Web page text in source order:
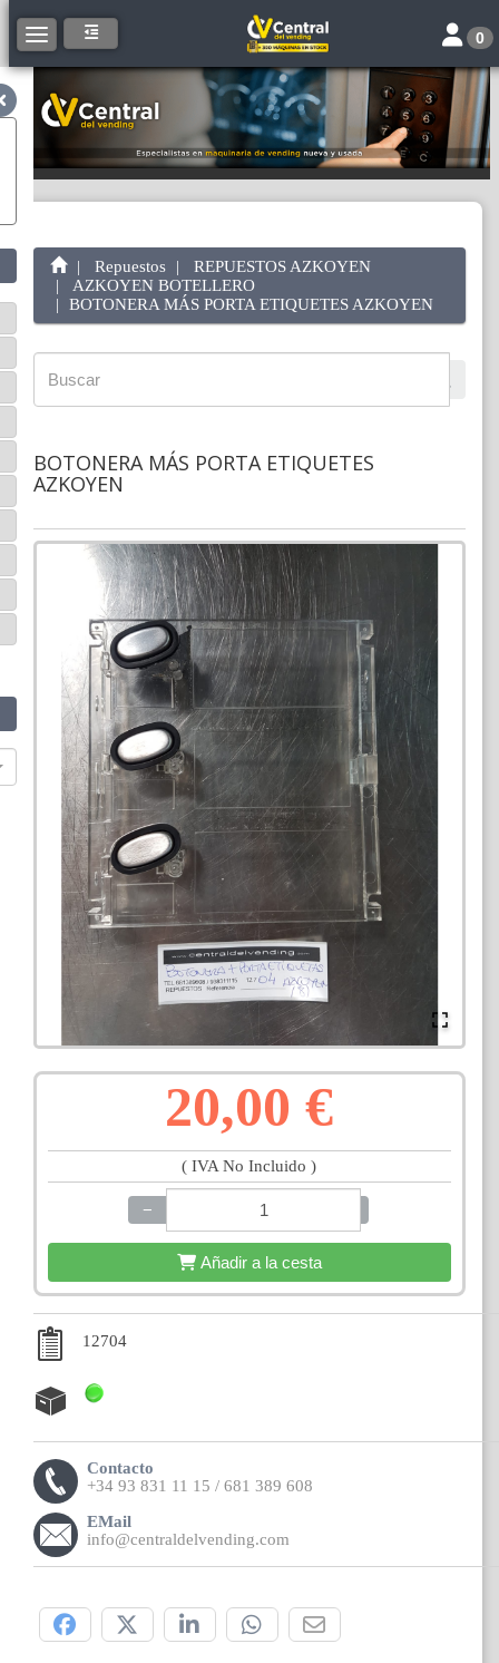
Toggle navigation Toggle
0
Repuestos
REPUESTOS AZKOYEN
AZKOYEN BOTELLERO
BOTONERA MÁS PORTA ETIQUETES AZKOYEN
BOTONERA MÁS PORTA ETIQUETES
AZKOYEN
20,00 €
( IVA No Incluido )
−
Añadir a la cesta
12704
Contacto
+34 93 831 11 15 / 681 389 608
EMail
info@centraldelvending.com